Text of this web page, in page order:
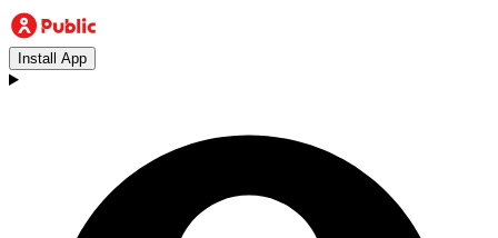
Install App